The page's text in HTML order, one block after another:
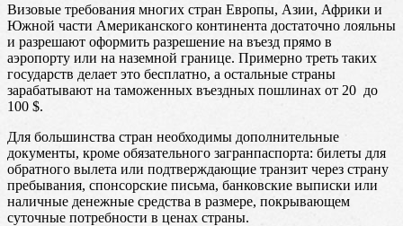
Визовые требования многих стран Европы, Азии, Африки и
Южной части Американского континента достаточно лояльны
и разрешают оформить разрешение на въезд прямо в
аэропорту или на наземной границе. Примерно треть таких
государств делает это бесплатно, а остальные страны
зарабатывают на таможенных въездных пошлинах от 20 до
100 $.
Для большинства стран необходимы дополнительные
документы, кроме обязательного загранпаспорта: билеты для
обратного вылета или подтверждающие транзит через страну
пребывания, спонсорские письма, банковские выписки или
наличные денежные средства в размере, покрывающем
суточные потребности в ценах страны.